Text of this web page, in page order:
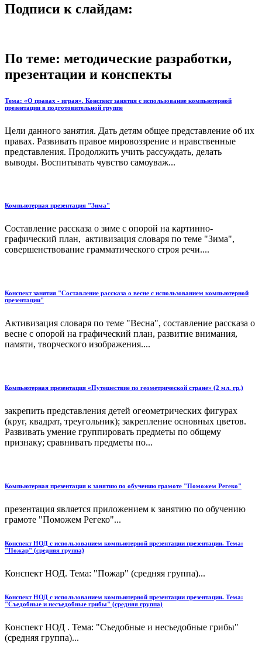
Подписи к слайдам:
По теме: методические разработки,
презентации и конспекты
Тема: «О правах - играя». Конспект занятия с использование компьютерной
презентации в подготовительной группе
Цели данного занятия. Дать детям общее представление об их
правах. Развивать правое мировоззрение и нравственные
представления. Продолжить учить рассуждать, делать
выводы. Воспитывать чувство самоуваж...
Компьютерная презентация "Зима"
Составление рассказа о зиме с опорой на картинно-
графический план, активизация словаря по теме "Зима",
совершенствование грамматического строя речи....
Конспект занятия "Составление рассказа о весне с использованием компьютерной
презентации"
Активизация словаря по теме "Весна", составление рассказа о
весне с опорой на графический план, развитие внимания,
памяти, творческого изображения....
Компьютерная презентация «Путешествие по геометрической стране» (2 мл. гр.)
закрепить представления детей огеометрических фигурах
(круг, квадрат, треугольник); закрепление основных цветов.
Развивать умение группировать предметы по общему
признаку; сравнивать предметы по...
Компьютерная презентация к занятию по обучению грамоте "Поможем Регеко"
презентация является приложением к занятию по обучению
грамоте "Поможем Регеко"...
Конспект НОД с использованием компьютерной презентации презентации. Тема:
"Пожар" (средняя группа)
Конспект НОД. Тема: "Пожар" (средняя группа)...
Конспект НОД с использованием компьютерной презентации презентации. Тема:
"Съедобные и несъедобные грибы" (средняя группа)
Конспект НОД . Тема: "Съедобные и несъедобные грибы"
(средняя группа)...